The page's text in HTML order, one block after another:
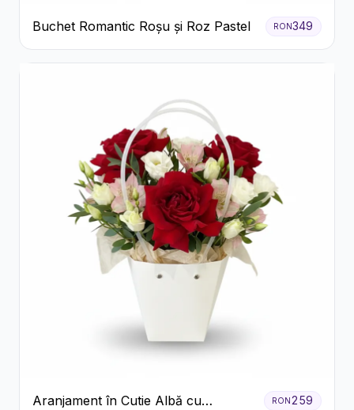
Buchet Romantic Roșu și Roz Pastel RON349
Aranjament în Cutie Albă cu
RON259